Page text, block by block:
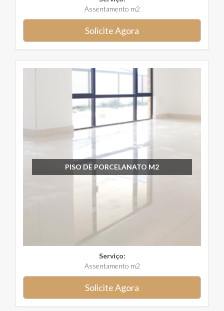
Assentamento m2
Solicite Agora
PISO DE PORCELANATO M2
Serviço:
Assentamento m2
Solicite Agora